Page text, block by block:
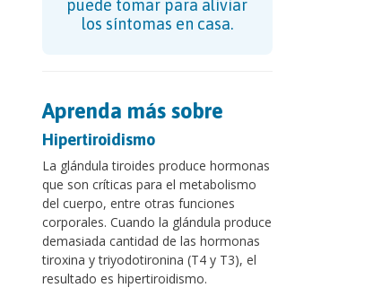
puede tomar para aliviar
los síntomas en casa.
Aprenda más sobre
Hipertiroidismo
La glándula tiroides produce hormonas
que son críticas para el metabolismo
del cuerpo, entre otras funciones
corporales. Cuando la glándula produce
demasiada cantidad de las hormonas
tiroxina y triyodotironina (T4 y T3), el
resultado es hipertiroidismo.